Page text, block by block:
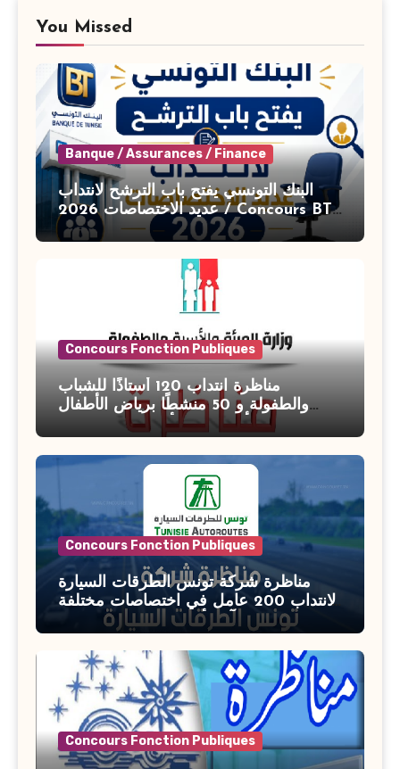
You Missed
Banque / Assurances / Finance
البنك التونسي يفتح باب الترشح لانتداب
عديد الاختصاصات 2026 / Concours BT
Banque de Tunisie 2026
Concours Fonction Publiques
مناظرة انتداب 120 أستاذًا للشباب
والطفولة و 50 منشطًا برياض الأطفال
بوزارة الأسرة والمرأة والطفولة وكبار
Concours Fonction Publiques
مناظرة شركة تونس الطرقات السيارة
لانتداب 200 عامل في اختصاصات مختلفة
آخر أجل : 21 جويلية 2026
Concours Fonction Publiques